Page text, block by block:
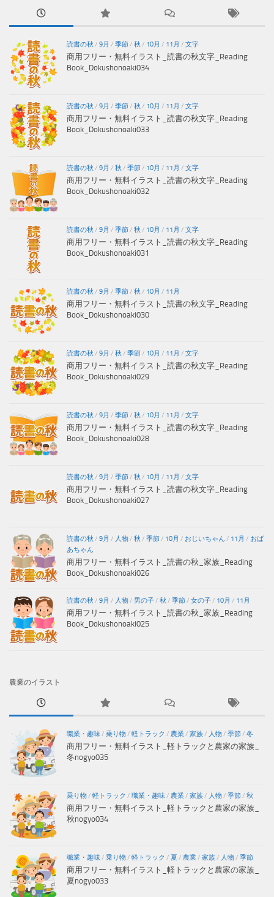
読書の秋 / 9月 / 季節/ 秋 / 10月 / 11月 / 文字
商用フリー・無料イラスト_読書の秋文字_Reading
Book_Dokushonoaki034
読書の秋 / 9月 / 季節/ 秋 / 10月 / 11月 / 文字
商用フリー・無料イラスト_読書の秋文字_Reading
Book_Dokushonoaki033
読書の秋 / 9月 / 秋 / 季節/ 10月 / 11月 / 文字
商用フリー・無料イラスト_読書の秋文字_Reading
Book_Dokushonoaki032
読書の秋 / 9月 / 季節/ 秋 / 10月 / 11月 / 文字
商用フリー・無料イラスト_読書の秋文字_Reading
Book_Dokushonoaki031
読書の秋 / 9月 / 季節/ 秋 / 10月 / 11月
商用フリー・無料イラスト_読書の秋文字_Reading
Book_Dokushonoaki030
読書の秋 / 9月 / 秋 / 季節/ 10月 / 11月 / 文字
商用フリー・無料イラスト_読書の秋文字_Reading
Book_Dokushonoaki029
読書の秋 / 9月 / 季節/ 秋 / 10月 / 11月 / 文字
商用フリー・無料イラスト_読書の秋文字_Reading
Book_Dokushonoaki028
読書の秋 / 9月 / 季節/ 秋 / 10月 / 11月 / 文字
商用フリー・無料イラスト_読書の秋文字_Reading
Book_Dokushonoaki027
読書の秋 / 9月 / 人物/ 秋 / 季節/ 10月 / おじいちゃん / 11月 / おば
あちゃん
商用フリー・無料イラスト_読書の秋_家族_Reading
Book_Dokushonoaki026
読書の秋 / 9月 / 人物/ 男の子/ 秋 / 季節/ 女の子/ 10月 / 11月
商用フリー・無料イラスト_読書の秋_家族_Reading
Book_Dokushonoaki025
農業のイラスト
職業・趣味/ 乗り物/ 軽トラック / 農業/ 家族/ 人物/ 季節/ 冬
商用フリー・無料イラスト_軽トラックと農家の家族_
冬nogyo035
乗り物/ 軽トラック / 職業・趣味/ 農業/ 家族/ 人物/ 季節/ 秋
商用フリー・無料イラスト_軽トラックと農家の家族_
秋nogyo034
職業・趣味/ 乗り物/ 軽トラック / 夏 / 農業/ 家族/ 人物/ 季節
商用フリー・無料イラスト_軽トラックと農家の家族_
夏nogyo033